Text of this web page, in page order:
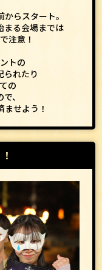
らスタート。
まる会場までは
注意！
トの
られたり
の
、
せよう！